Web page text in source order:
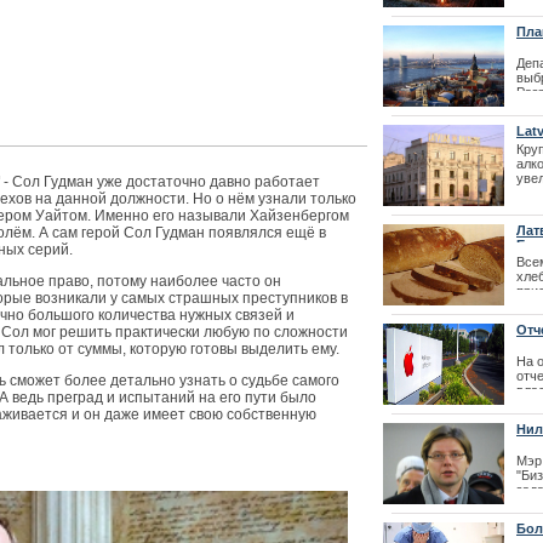
Сол Гудман уже достаточно давно работает
на данной должности. Но о нём узнали только
Уайтом. Именно его называли Хайзенбергом
А сам герой Сол Гудман появлялся ещё в
серий.
право, потому наиболее часто он
возникали у самых страшных преступников в
большого количества нужных связей и
мог решить практически любую по сложности
от суммы, которую готовы выделить ему.
более детально узнать о судьбе самого
преград и испытаний на его пути было
и он даже имеет свою собственную
Престо
Лайма
фестиваля
|
На
|
Мэр